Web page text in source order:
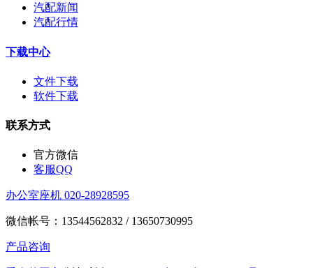
汽配新闻
汽配行情
下载中心
文件下载
软件下载
联系方式
官方微信
客服QQ
办公室座机 020-28928595
微信帐号：13544562832 / 13650730995
产品咨询